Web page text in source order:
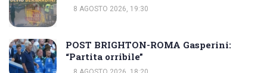
8 AGOSTO 2026, 19:30
POST BRIGHTON-ROMA Gasperini:
“Partita orribile”